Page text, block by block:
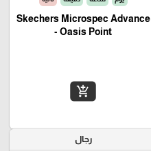
Skechers Microspec Advance
- Oasis Point
add_shopping_cart
رجال